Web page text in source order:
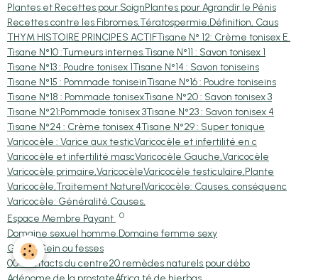
Plantes et Recettes pour SoignPlantes pour Agrandir le Pénis
Recettes contre les Fibromes,Tératospermie,Définition, Caus
THYM HISTOIRE PRINCIPES ACTIFTisane N° 12: Crème tonisex E.
Tisane N°10 :Tumeurs internes.Tisane N°11 : Savon tonisex 1
Tisane N°13 : Poudre tonisex 1Tisane N°14 : Savon toniseins
Tisane N°15 : Pommade toniseinTisane N°16 : Poudre toniseins
Tisane N°18 : Pommade tonisexTisane N°20 : Savon tonisex 3
Tisane N°21:Pommade tonisex 3Tisane N°23 : Savon tonisex 4
Tisane N°24 : Crème tonisex 4Tisane N°29 : Super tonique
Varicocèle : Varice aux testicVaricocèle et infertilité en c
Varicocèle et infertilité mascVaricocèle Gauche,Varicocèle
Varicocèle primaire,VaricocèleVaricocèle testiculaire,Plante
Varicocèle,Traitement NaturelVaricocèle: Causes, conséquenc
Varicocèle: Généralité,Causes,
Espace Membre Payant 0
Domaine sexuel homme.Domaine femme sexy
Grossir Sein ou fesses
00-Contacts du centre20 remèdes naturels pour débo